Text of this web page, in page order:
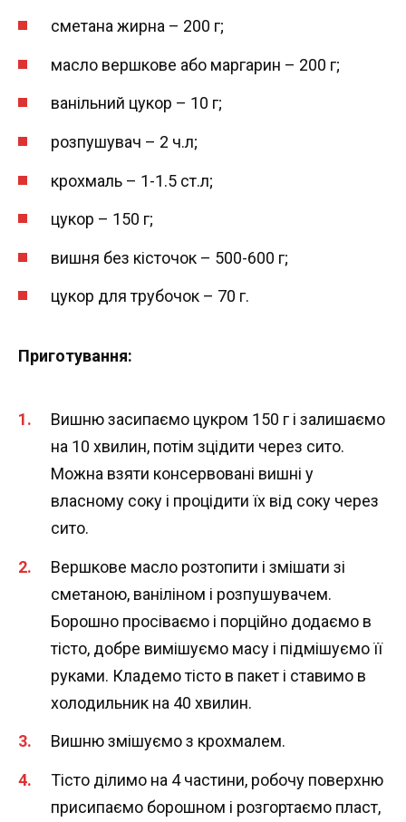
сметана жирна – 200 г;
масло вершкове або маргарин – 200 г;
ванільний цукор – 10 г;
розпушувач – 2 ч.л;
крохмаль – 1-1.5 ст.л;
цукор – 150 г;
вишня без кісточок – 500-600 г;
цукор для трубочок – 70 г.
Приготування:
Вишню засипаємо цукром 150 г і залишаємо
на 10 хвилин, потім зцідити через сито.
Можна взяти консервовані вишні у
власному соку і процідити їх від соку через
сито.
Вершкове масло розтопити і змішати зі
сметаною, ваніліном і розпушувачем.
Борошно просіваємо і порційно додаємо в
тісто, добре вимішуємо масу і підмішуємо її
руками. Кладемо тісто в пакет і ставимо в
холодильник на 40 хвилин.
Вишню змішуємо з крохмалем.
Тісто ділимо на 4 частини, робочу поверхню
присипаємо борошном і розгортаємо пласт,